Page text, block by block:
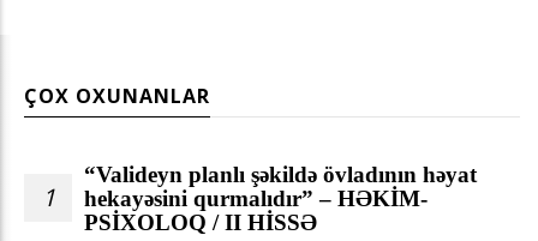
ÇOX OXUNANLAR
1
“Valideyn planlı şəkildə övladının həyat
hekayəsini qurmalıdır” – HƏKİM-
PSİXOLOQ / II HİSSƏ